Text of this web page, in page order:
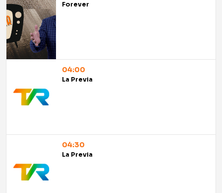
Forever
04:00
La Previa
04:30
La Previa